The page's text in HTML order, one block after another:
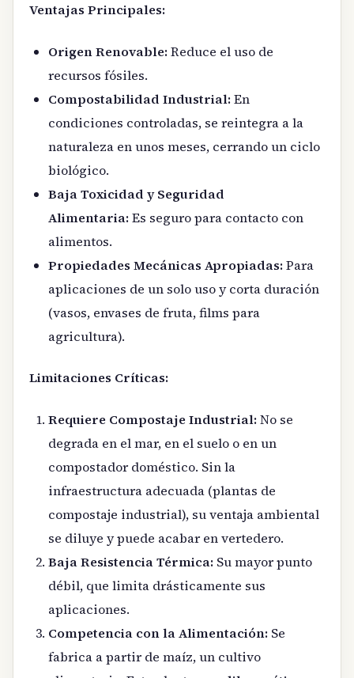
Ventajas Principales:
Origen Renovable:Reduce el uso de
recursos fósiles.
Compostabilidad Industrial:En
condiciones controladas, se reintegra a la
naturaleza en unos meses, cerrando un ciclo
biológico.
Baja Toxicidad y Seguridad
Alimentaria:Es seguro para contacto con
alimentos.
Propiedades Mecánicas Apropiadas:Para
aplicaciones de un solo uso y corta duración
(vasos, envases de fruta, films para
agricultura).
Limitaciones Críticas:
Requiere Compostaje Industrial:No se
degrada en el mar, en el suelo o en un
compostador doméstico. Sin la
infraestructura adecuada (plantas de
compostaje industrial), su ventaja ambiental
se diluye y puede acabar en vertedero.
Baja Resistencia Térmica: Su mayor punto
débil, que limita drásticamente sus
aplicaciones.
Competencia con la Alimentación: Se
fabrica a partir de maíz, un cultivo